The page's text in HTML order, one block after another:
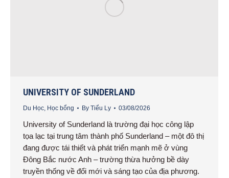
UNIVERSITY OF SUNDERLAND
Du Học, Học bổng By Tiểu Ly 03/08/2026
University of Sunderland là trường đại học công lập
tọa lạc tại trung tâm thành phố Sunderland – một đô thị
đang được tái thiết và phát triển mạnh mẽ ở vùng
Đông Bắc nước Anh – trường thừa hưởng bề dày
truyền thống về đổi mới và sáng tạo của địa phương.